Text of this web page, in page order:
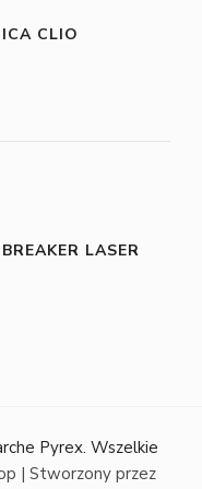
CLIO
LASER
Pyrex. Wszelkie
| Stworzony przez